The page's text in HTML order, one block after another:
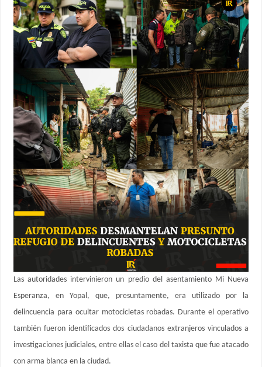
Las autoridades intervinieron un predio del asentamiento Mi Nueva
Esperanza, en Yopal, que, presuntamente, era utilizado por la
delincuencia para ocultar motocicletas robadas. Durante el operativo
también fueron identificados dos ciudadanos extranjeros vinculados a
investigaciones judiciales, entre ellas el caso del taxista que fue atacado
con arma blanca en la ciudad.